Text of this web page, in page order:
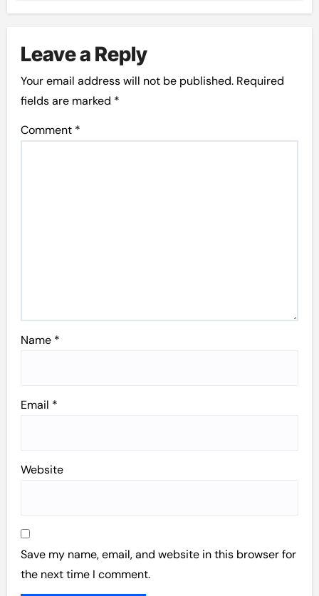
Leave a Reply
Your email address will not be published. Required
fields are marked *
Comment *
Name *
Email *
Website
Save my name, email, and website in this browser for
the next time I comment.